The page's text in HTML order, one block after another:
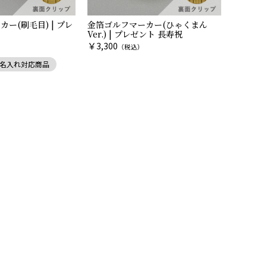
ー(刷毛目) | プレ
名入れ対応商品
金箔ゴルフマーカー(ひゃくまん
Ver.) | プレゼント 長寿祝
￥3,300 （税込）